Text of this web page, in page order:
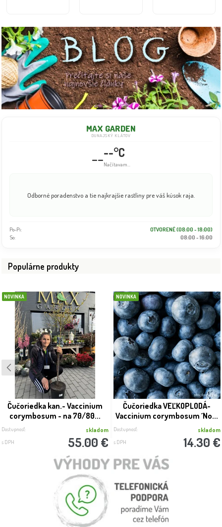
MAX GARDEN
DUNAJSKÝ KLÁTOV
--°C
Info dočasne nedostupné
Odborné poradenstvo a tie najkrajšie rastliny pre váš kúsok raja.
Po-Pi:
OTVORENÉ (08:00 - 18:00)
So:
08:00 - 16:00
Populárne produkty
NOVINKA
Čučoriedka kan.- Vaccinium
corymbosum - na 70/80...
Dostupnosť: skladom
s DPH 55.00 €
NOVINKA
Čučoriedka VEĽKOPLODÁ-
Vaccinium corymbosum ´No...
Dostupnosť: skladom
s DPH 14.30 €